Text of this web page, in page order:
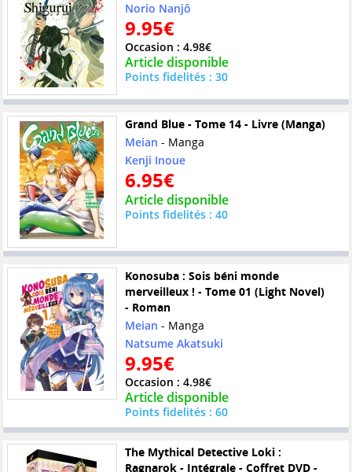
Norio Nanjô
9.95€
Occasion : 4.98€
Article disponible
Points fidelités : 30
Grand Blue - Tome 14 - Livre (Manga)
Meian - Manga
Kenji Inoue
6.95€
Article disponible
Points fidelités : 40
Konosuba : Sois béni monde
merveilleux ! - Tome 01 (Light Novel)
- Roman
Meian - Manga
Natsume Akatsuki
9.95€
Occasion : 4.98€
Article disponible
Points fidelités : 60
The Mythical Detective Loki :
Ragnarok - Intégrale - Coffret DVD -